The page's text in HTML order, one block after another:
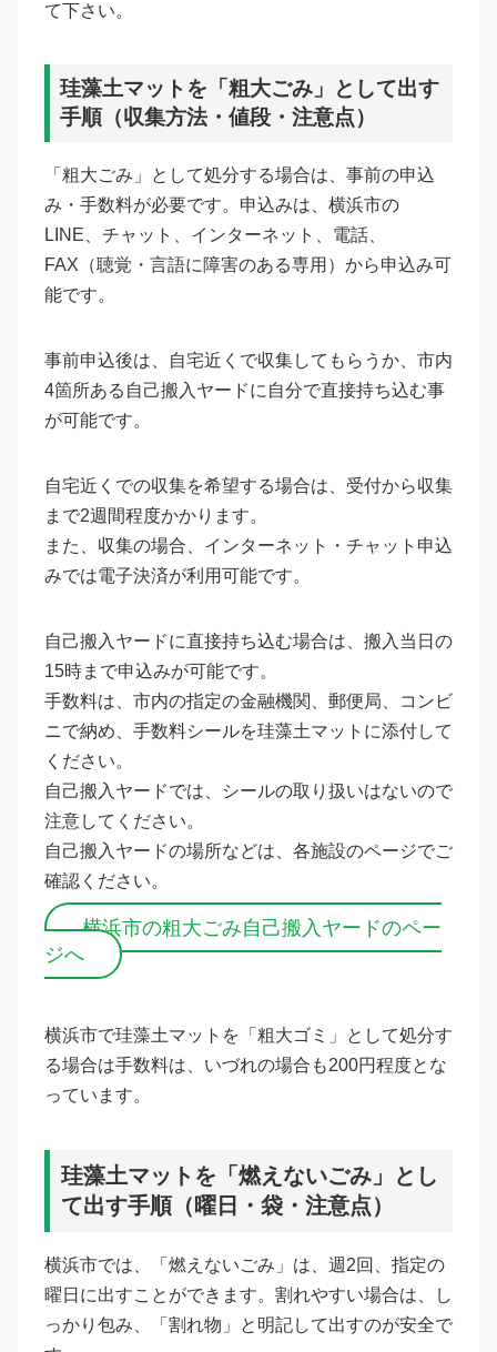
て下さい。
珪藻土マットを「粗大ごみ」として出す
手順（収集方法・値段・注意点）
「粗大ごみ」として処分する場合は、事前の申込
み・手数料が必要です。申込みは、横浜市の
LINE、チャット、インターネット、電話、
FAX（聴覚・言語に障害のある専用）から申込み可
能です。
事前申込後は、自宅近くで収集してもらうか、市内
4箇所ある自己搬入ヤードに自分で直接持ち込む事
が可能です。
自宅近くでの収集を希望する場合は、受付から収集
まで2週間程度かかります。
また、収集の場合、インターネット・チャット申込
みでは電子決済が利用可能です。
自己搬入ヤードに直接持ち込む場合は、搬入当日の
15時まで申込みが可能です。
手数料は、市内の指定の金融機関、郵便局、コンビ
ニで納め、手数料シールを珪藻土マットに添付して
ください。
自己搬入ヤードでは、シールの取り扱いはないので
注意してください。
自己搬入ヤードの場所などは、各施設のページでご
確認ください。
横浜市の粗大ごみ自己搬入ヤードのペー
ジへ
横浜市で珪藻土マットを「粗大ゴミ」として処分す
る場合は手数料は、いづれの場合も200円程度とな
っています。
珪藻土マットを「燃えないごみ」とし
て出す手順（曜日・袋・注意点）
横浜市では、「燃えないごみ」は、週2回、指定の
曜日に出すことができます。割れやすい場合は、し
っかり包み、「割れ物」と明記して出すのが安全で